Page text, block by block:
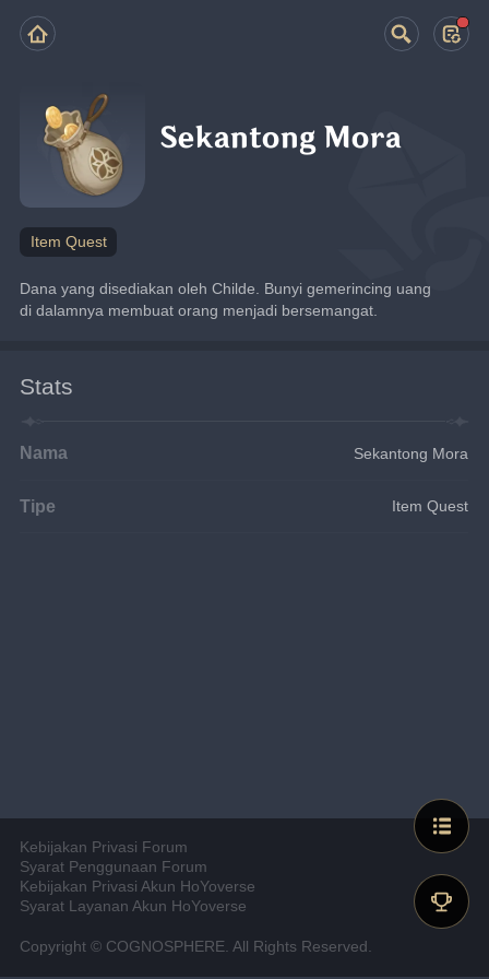
Sekantong Mora
Item Quest
Dana yang disediakan oleh Childe. Bunyi gemerincing uang
di dalamnya membuat orang menjadi bersemangat.
Stats
Nama Sekantong Mora
Tipe Item Quest
Kebijakan Privasi Forum
Syarat Penggunaan Forum
Kebijakan Privasi Akun HoYoverse
Syarat Layanan Akun HoYoverse
Copyright © COGNOSPHERE. All Rights Reserved.